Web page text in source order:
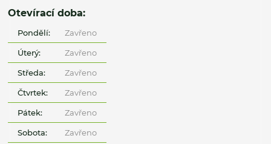
Otevírací doba:
Pondělí: Zavřeno
Úterý: Zavřeno
Středa: Zavřeno
Čtvrtek: Zavřeno
Pátek: Zavřeno
Sobota: Zavřeno